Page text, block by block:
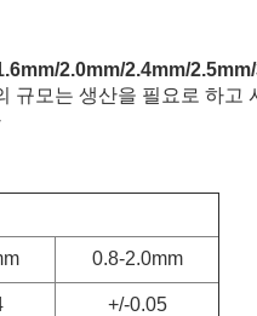
2.0mm/2.4mm/
규모는 생산을 필요로 하
0.8-2.0mm
+/-0.05